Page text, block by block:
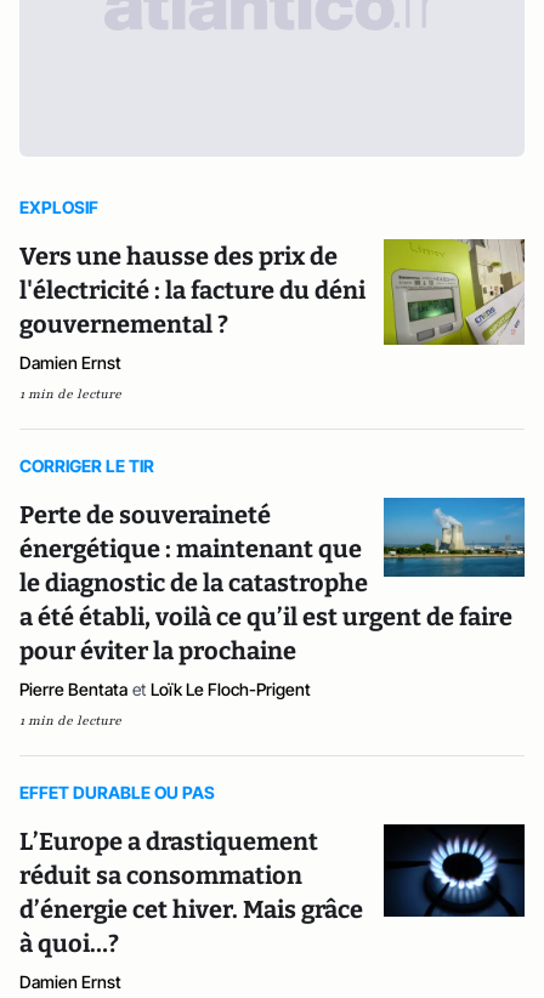
EXPLOSIF
Vers une hausse des prix de
l'électricité : la facture du déni
gouvernemental ?
Damien Ernst
1 min de lecture
CORRIGER LE TIR
Perte de souveraineté
énergétique : maintenant que
le diagnostic de la catastrophe
a été établi, voilà ce qu’il est urgent de faire
pour éviter la prochaine
Pierre Bentata et Loïk Le Floch-Prigent
1 min de lecture
EFFET DURABLE OU PAS
L’Europe a drastiquement
réduit sa consommation
d’énergie cet hiver. Mais grâce
à quoi…?
Damien Ernst